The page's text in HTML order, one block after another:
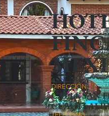
DIRECCIÓN:
CALLE SAN